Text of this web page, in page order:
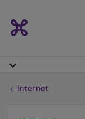
Internet